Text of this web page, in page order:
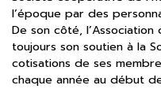
l’époque par des
De son côté,
toujours son soutien à la
cotisations de ses
chaque année au début